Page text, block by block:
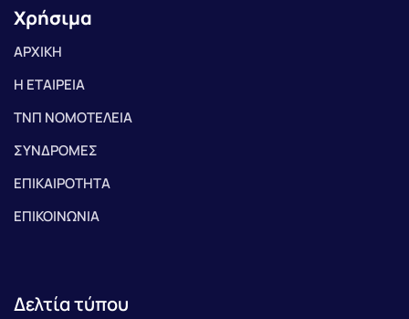
Χρήσιμα
ΑΡΧΙΚΗ
Η ΕΤΑΙΡΕΙΑ
ΤΝΠ ΝΟΜΟΤΕΛΕΙΑ
ΣΥΝΔΡΟΜΕΣ
ΕΠΙΚΑΙΡΟΤΗΤΑ
ΕΠΙΚΟΙΝΩΝΙΑ
Δελτία τύπου